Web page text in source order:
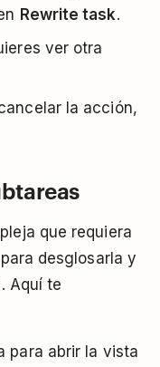
Rewrite task.
ver otra
la acción,
que requiera
desglosarla y
Aquí te
para abrir la vista